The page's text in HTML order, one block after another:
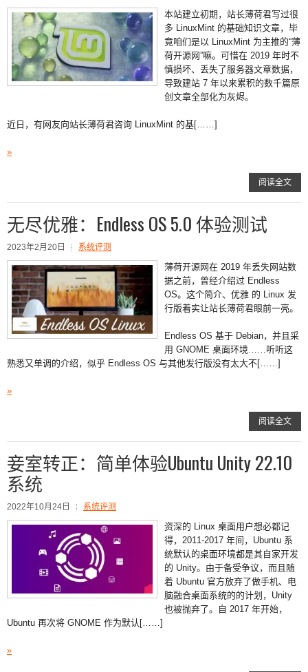
本站建立初期，站长薄荷君写过很
多 LinuxMint 的基础知识文章，毕
竟咱们是以 LinuxMint 为主推的“薄
荷开源网”嘛。可惜在 2019 年时不
慎损坏、丢失了服务器文章数据，
导致建站 7 年以来累积的数千篇原
创文章全部化为灰烬。
近日，有网友向站长薄荷君咨询 LinuxMint 的基[……]
»
阅读全文
无尽优雅：Endless OS 5.0 体验测试
2023年2月20日 系统评测
薄荷开源网在 2019 年丢失网站数
据之前，曾经介绍过 Endless
OS。这个简介、优雅 的 Linux 发
行版着实让站长薄荷君眼前一亮。
Endless OS 基于 Debian，并且采
用 GNOME 桌面环境……听听这
熟悉又单调的介绍，似乎 Endless OS 与其他发行版没有太大不[……]
»
阅读全文
妾室转正：简单体验Ubuntu Unity 22.10
系统
2022年10月24日 系统评测
资深的 Linux 桌面用户想必都记
得，2011-2017 年间，Ubuntu 系
统默认的桌面环境都是其自家开发
的 Unity。由于备受争议，而且随
着 Ubuntu 官方放弃了做手机、电
脑融合桌面系统的的计划，Unity
也被抛弃了。自 2017 年开始，
Ubuntu 再次将 GNOME 作为默认[……]
»